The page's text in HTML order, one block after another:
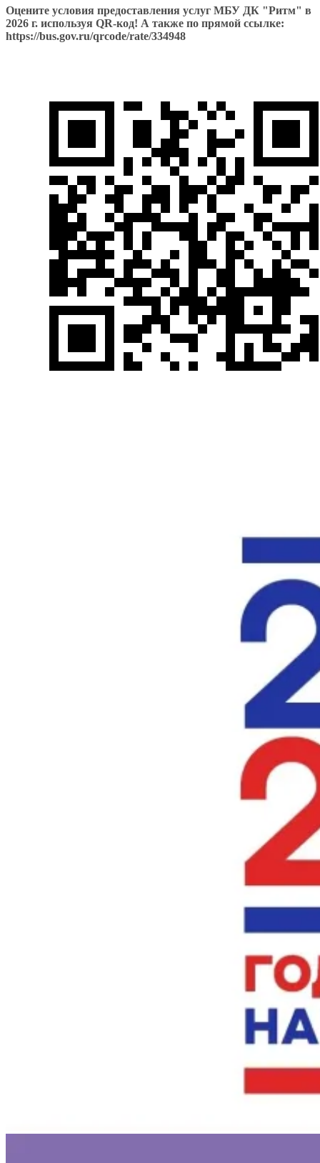
Оцените условия предоставления услуг МБУ ДК "Ритм" в
2026 г. используя QR-код! А также по прямой ссылке:
https://bus.gov.ru/qrcode/rate/334948